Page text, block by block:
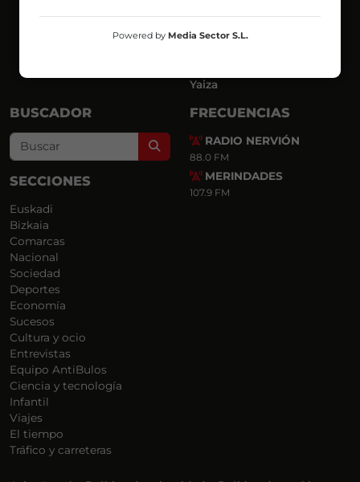
Mar y Cielo
Miguel Ángel
Yaiza
BUSCADOR
Search
SECCIONES
Euskadi
Bizkaia
Comarcas
Nacional
Sociedad
Deportes
Economía
Sucesos
Cultura y ocio
Entrevistas
Equipo AntiBulos
Ciencia y tecnología
Infantil
Viajes
El tiempo
Tráfico y carreteras
FRECUENCIAS
RADIO NERVIÓN
88.0 FM
MERINDADES
107.9 FM
Powered by Media Sector S.L.